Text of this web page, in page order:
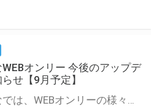
オンリー 今後のアップデ
せ【9月予定】
とらのあなでは、WEBオンリーの様々な支援を実施しています。 今回は2021年9月に実装を予定しているアップデート情報についてご紹介いたします。 とらのあなWEBオンリーサイトはこちら